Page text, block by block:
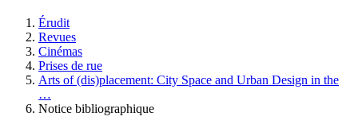
Érudit
Revues
Cinémas
Prises de rue
Arts of (dis)placement: City Space and Urban Design in the
…
Notice bibliographique